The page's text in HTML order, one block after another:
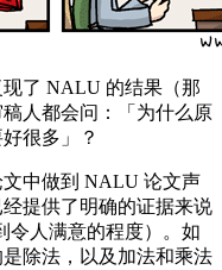
了 NALU 的结果（那
人都会问：「为什么原
很多」？
中做到 NALU 论文声
提供了明确的证据来说
令人满意的程度）。如
除法，以及加法和乘法